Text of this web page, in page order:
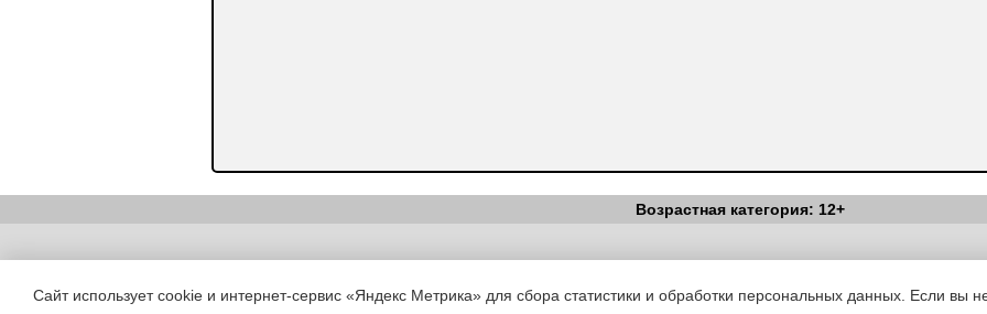
Возрастная категория: 12+
Copyright (c) |Вестник Педагога|Об издании|Условия|Политика
Сайт использует cookie и интернет-сервис «Яндекс Метрика» для сбора статистики и обработки персональных данных. Если вы